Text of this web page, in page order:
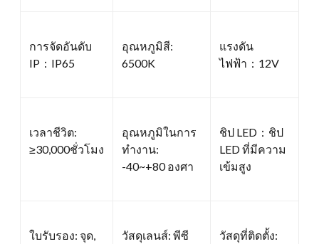
การจัดอันดับ
IP：IP65
อุณหภูมิสี:
6500K
แรงดัน
ไฟฟ้า：12V
เวลาชีวิต:
≥30,000ชั่วโมง
อุณหภูมิในการ
ทำงาน:
-40~+80 องศา
ชิป LED：ชิป
LED ที่มีความ
เข้มสูง
ใบรับรอง: จุด,
วัสดุเลนส์: พีซี
วัสดุที่ติดตั้ง: